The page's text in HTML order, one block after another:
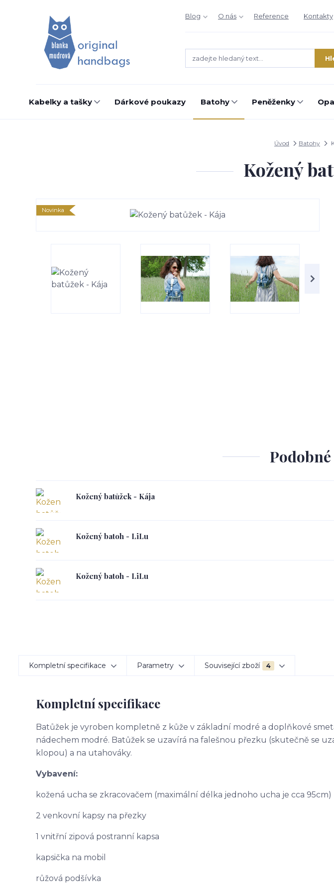
Blog O nás Reference Kontakty
Kabelky a tašky Dárkové poukazy Batohy Peněženky
Úvod Batohy
Kožený
Novinka
Kožený batůžek - Kája
Kožený batoh - LiLu
Kožený batoh - LiLu
Kompletní specifikace Parametry Související zboží 4
Kompletní specifikace
Batůžek je vyroben kompletně z kůže v základní modré a doplňkové
nádechem modré. Batůžek se uzavírá na falešnou přezku (skutečně se
klopou) a na utahováky.
Vybavení:
kožená ucha se zkracovačem (maximální délka jednoho ucha je cca 95cm)
2 venkovní kapsy na přezky
1 vnitřní zipová postranní kapsa
kapsička na mobil
růžová podšívka